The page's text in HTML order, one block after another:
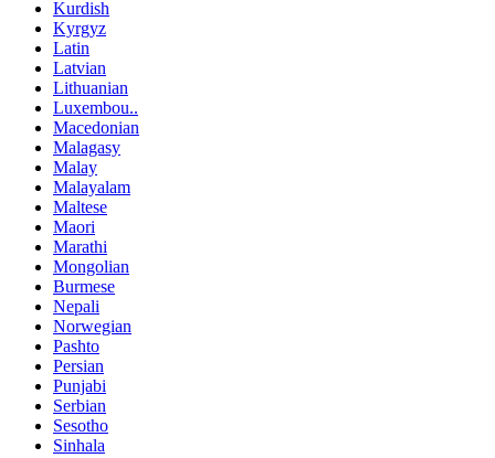
Kurdish
Kyrgyz
Latin
Latvian
Lithuanian
Luxembou..
Macedonian
Malagasy
Malay
Malayalam
Maltese
Maori
Marathi
Mongolian
Burmese
Nepali
Norwegian
Pashto
Persian
Punjabi
Serbian
Sesotho
Sinhala